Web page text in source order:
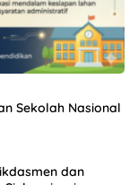
Sekolah Nasional
dan